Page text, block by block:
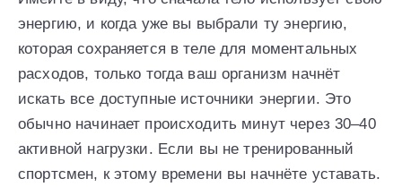
энергию, и когда уже вы выбрали ту энергию,
которая сохраняется в теле для моментальных
расходов, только тогда ваш организм начнёт
искать все доступные источники энергии. Это
обычно начинает происходить минут через 30–40
активной нагрузки. Если вы не тренированный
спортсмен, к этому времени вы начнёте уставать.